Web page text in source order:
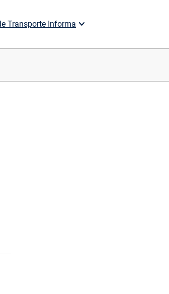
Transporte Informa